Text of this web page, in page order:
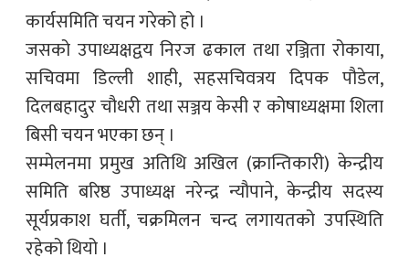
कार्यसमिति चयन गरेको हो ।
जसको उपाध्यक्षद्वय निरज ढकाल तथा रञ्जिता रोकाया,
सचिवमा डिल्ली शाही, सहसचिवत्रय दिपक पौडेल,
दिलबहादुर चौधरी तथा सञ्जय केसी र कोषाध्यक्षमा शिला
बिसी चयन भएका छन् ।
सम्मेलनमा प्रमुख अतिथि अखिल (क्रान्तिकारी) केन्द्रीय
समिति बरिष्ठ उपाध्यक्ष नरेन्द्र न्यौपाने, केन्द्रीय सदस्य
सूर्यप्रकाश घर्ती, चक्रमिलन चन्द लगायतको उपस्थिति
रहेको थियो ।